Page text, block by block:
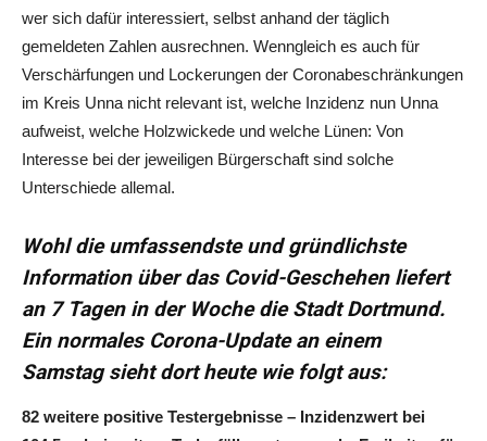
wer sich dafür interessiert, selbst anhand der täglich
gemeldeten Zahlen ausrechnen. Wenngleich es auch für
Verschärfungen und Lockerungen der Coronabeschränkungen
im Kreis Unna nicht relevant ist, welche Inzidenz nun Unna
aufweist, welche Holzwickede und welche Lünen: Von
Interesse bei der jeweiligen Bürgerschaft sind solche
Unterschiede allemal.
Wohl die umfassendste und gründlichste
Information über das Covid-Geschehen liefert
an 7 Tagen in der Woche die Stadt Dortmund.
Ein normales Corona-Update an einem
Samstag sieht dort heute wie folgt aus:
82 weitere positive Testergebnisse – Inzidenzwert bei